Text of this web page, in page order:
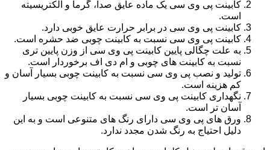
کابینت پی وی سی یک ماده عایق صدا، گرما و الکتریسیته
است.
کابینت پی وی سی در برابر حرارت عایق خوبی دارد.
کابینت پی وی سی نسبت به کابینت چوبی ضد حشره است.
به علت چگالی پایین کابینت پی وی سی از وزن پایین تری
نسبت به کابینت های چوبی و ام دی اف برخوردار است.
تولید و نصب پی وی سی نسبت به کابینت چوبی بسیار آسان و
کم هزینه است.
نگهداری کابینت پی وی سی نسبت به کابینت چوبی بسیار
آسان تر است.
ورق های پی وی سی دارای رنگ های متنوعی است و به این
دلیل احتیاج به رنگ شدن مجدد ندارد.